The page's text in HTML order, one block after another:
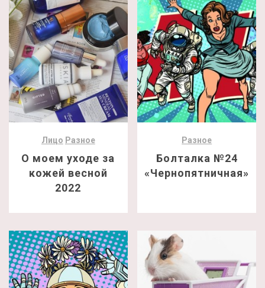
Лицо Разное
О моем уходе за
кожей весной
2022
Разное
Болталка №24
«Чернопятничная»